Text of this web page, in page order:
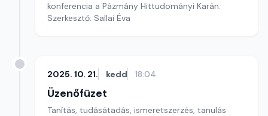
konferencia a Pázmány Hittudományi Karán.
Szerkesztő: Sallai Éva
2025. 10. 21. kedd 18:04
Üzenőfüzet
Tanítás, tudásátadás, ismeretszerzés, tanulás